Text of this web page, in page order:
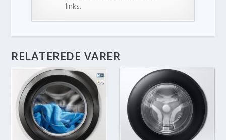
links.
RELATEREDE VARER